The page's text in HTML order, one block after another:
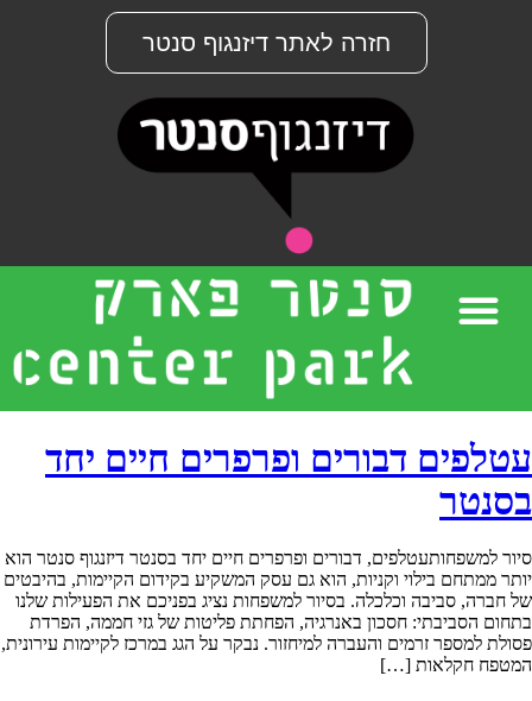
חזרה לאתר דיזנגוף סנטר
עטלפים דבורים ופרפרים חיים יחד
בסנטר
סיור למשפחותעטלפים, דבורים ופרפרים חיים יחד בסנטר דיזנגוף סנטר הוא
יותר ממתחם בילוי וקניות, הוא גם עסק המשקיע בקידום הקיימות, בהיבטים
של חברה, סביבה וכלכלה. בסיור למשפחות נציג בפניכם את הפעילות שלנו
בתחום הסביבתי: חסכון באנרגיה, הפחתת פליטות של גזי חממה, הפרדת
פסולת למספר זרמים והעברה למיחזור. נבקר על הגג במרכז לקיימות עירונית,
המטפח חקלאות […]